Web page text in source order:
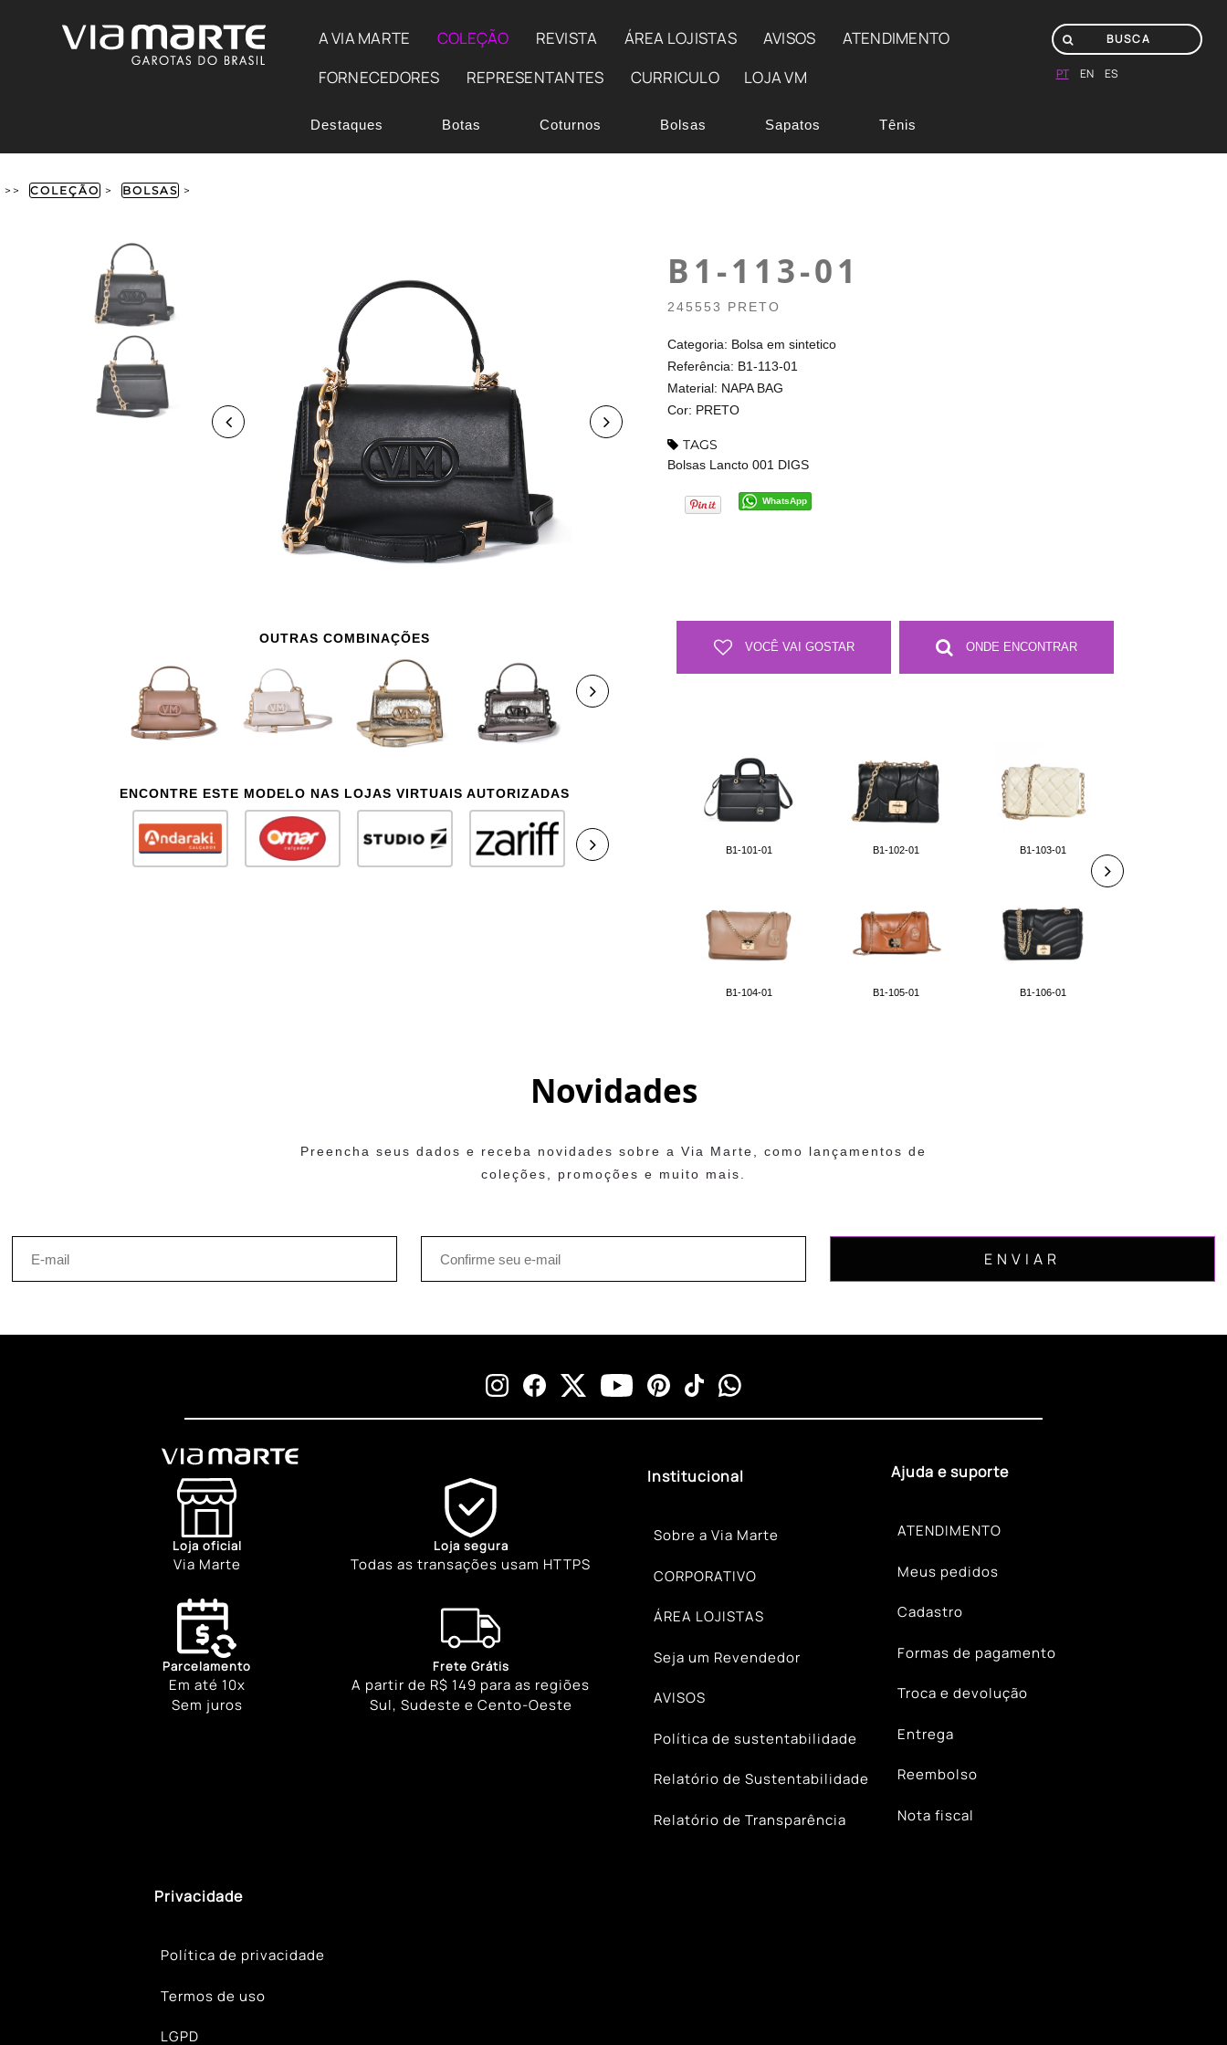
A VIA MARTE COLEÇÃO REVISTA ÁREA LOJISTAS AVISOS
ATENDIMENTO
FORNECEDORES
REPRESENTANTES CURRICULO LOJA VM PT EN ES
Destaques Botas Coturnos Bolsas Sapatos Tênis
>> COLEÇÃO > BOLSAS >
OUTRAS COMBINAÇÕES
ENCONTRE ESTE MODELO NAS LOJAS VIRTUAIS AUTORIZADAS
B1-113-01
245553 PRETO
Categoria: Bolsa em sintetico
Referência: B1-113-01
Material: NAPA BAG
Cor: PRETO
TAGS
Bolsas Lancto 001 DIGS
WhatsApp
VOCÊ VAI GOSTAR ONDE ENCONTRAR
B1-101-01 B1-102-01 B1-103-01
B1-104-01 B1-105-01 B1-106-01
Novidades
Preencha seus dados e receba novidades sobre a Via Marte, como lançamentos de
coleções, promoções e muito mais.
Loja oficial
Via Marte
Loja segura
Todas as transações usam HTTPS
Parcelamento
Em até 10x
Sem juros
Frete Grátis
A partir de R$ 149 para as regiões
Sul, Sudeste e Cento-Oeste
Institucional
Sobre a Via Marte
CORPORATIVO
ÁREA LOJISTAS
Seja um Revendedor
AVISOS
Política de sustentabilidade
Relatório de Sustentabilidade
Relatório de Transparência
Ajuda e suporte
ATENDIMENTO
Meus pedidos
Cadastro
Formas de pagamento
Troca e devolução
Entrega
Reembolso
Nota fiscal
Privacidade
Política de privacidade
Termos de uso
LGPD